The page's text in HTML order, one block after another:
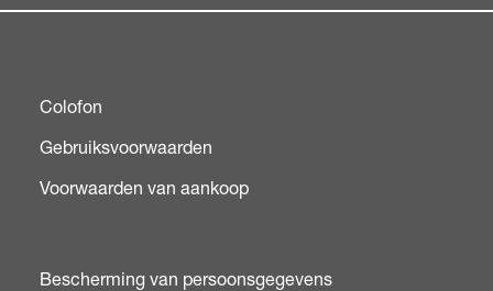
Colofon
Gebruiksvoorwaarden
Voorwaarden van aankoop
Bescherming van persoonsgegevens